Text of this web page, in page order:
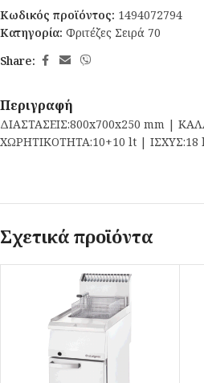
Κωδικός προϊόντος: 1494072794
Κατηγορία: Φριτέζες Σειρά 70
Share:
Περιγραφή
ΔΙΑΣΤΑΣΕΙΣ:800x700x250 mm |
ΧΩΡΗΤΙΚΟΤΗΤΑ:10+10 lt | ΙΣΧΥΣ:18
Σχετικά προϊόντα